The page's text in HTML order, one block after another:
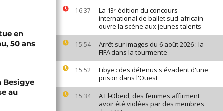
16:37
La 13ᵉ édition du concours
international de ballet sud-africain
ouvre la scène aux jeunes talents
15:54
Arrêt sur images du 6 août 2026 : la
FIFA dans la tourmente
15:52
Libye : des détenus s'évadent d'une
prison dans l'Ouest
15:34
A El-Obeid, des femmes affirment
avoir été violées par des membres
en
50 ans
Besigye
au